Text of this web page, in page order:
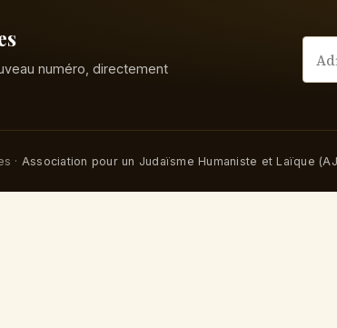
numéro, directement
· Association pour un Judaïsme Humaniste et Laïque